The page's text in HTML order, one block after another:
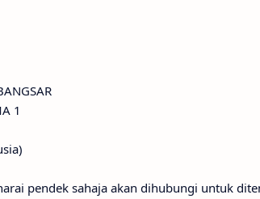
1
pendek sahaja akan dihubungi untuk